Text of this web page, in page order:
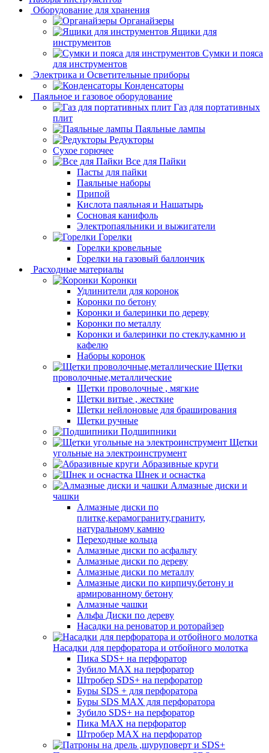
Оборудование для хранения
Органайзеры
Ящики для
инструментов
Сумки и пояса
для инструментов
Электрика и Осветительные приборы
Конденсаторы
Паяльное и газовое оборудование
Газ для портативных
плит
Паяльные лампы
Редукторы
Сухое горючее
Все для Пайки
Пасты для пайки
Паяльные наборы
Припой
Кислота паяльная и Нашатырь
Сосновая канифоль
Электропаяльники и выжигатели
Горелки
Горелки кровельные
Горелки на газовый баллончик
Расходные материалы
Коронки
Удлинители для коронок
Коронки по бетону
Коронки и балеринки по дереву
Коронки по металлу
Коронки и балеринки по стеклу,камню и
кафелю
Наборы коронок
Щетки
проволочные,металлические
Щетки проволочные , мягкие
Щетки витые , жесткие
Щетки нейлоновые для браширования
Щетки ручные
Подшипники
Щетки
угольные на электроинструмент
Абразивные круги
Шнек и оснастка
Алмазные диски и
чашки
Алмазные диски по
плитке,керамограниту,граниту,
натуральному камню
Переходные кольца
Алмазные диски по асфальту
Алмазные диски по дереву
Алмазные диски по металлу
Алмазные диски по кирпичу,бетону и
армированному бетону
Алмазные чашки
Альфа Диски по дереву
Насадки на реноватор и роторайзер
Насадки для перфоратора и отбойного молотка
Пика SDS+ на перфоратор
Зубило MAX на перфоратор
Штробер SDS+ на перфоратор
Буры SDS + для перфоратора
Буры SDS MAX для перфоратора
Зубило SDS+ на перфоратор
Пика MAX на перфоратор
Штробер MAX на перфоратор